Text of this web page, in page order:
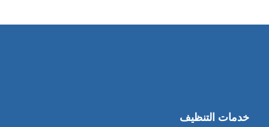
خدمات التنظيف